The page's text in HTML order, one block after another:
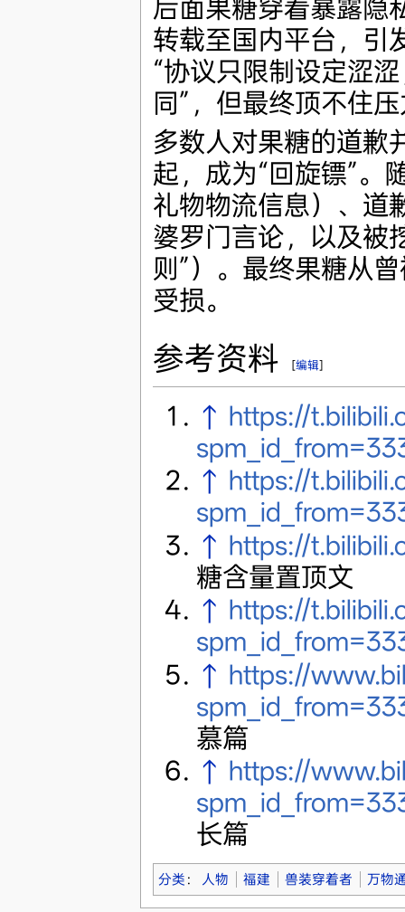
后面果糖穿着暴露隐
转载至国内平台，引
“协议只限制设定涩
同”，但最终顶不住
多数人对果糖的道歉
起，成为“回旋镖”。
礼物物流信息）、道
婆罗门言论，以及被
则”）。最终果糖从
受损。
参考资料 [编辑]
↑ https://
↑ https://
↑ https://
糖含量置顶文
↑ https://
↑ https://
慕篇
↑ https://
长篇
分类 ： 人物 福建 兽装穿着者 万物